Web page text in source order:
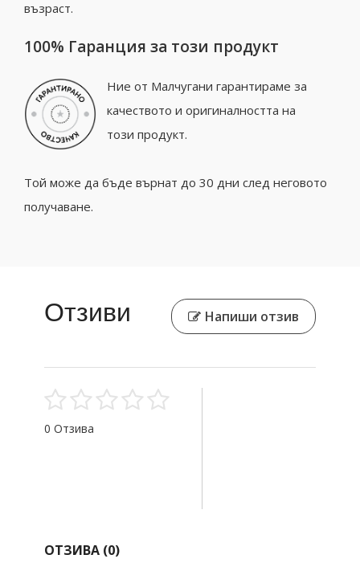
възраст.
100% Гаранция за този продукт
Ние от Малчугани гарантираме за
качеството и оригиналността на
този продукт.
Той може да бъде върнат до 30 дни след неговото
получаване.
Отзиви Напиши отзив
0 Отзива
ОТЗИВА (0)